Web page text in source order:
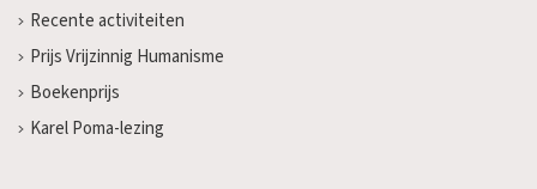
Recente activiteiten
Prijs Vrijzinnig Humanisme
Boekenprijs
Karel Poma-lezing